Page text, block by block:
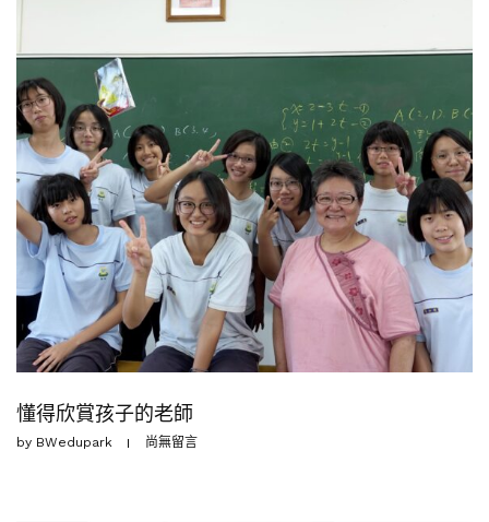
懂得欣賞孩子的老師
by BWedupark 尚無留言